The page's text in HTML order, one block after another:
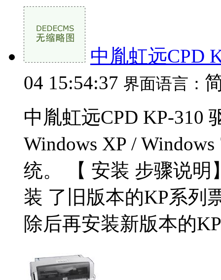
中胤虹远CPD
04 15:54:37 界面语言：
中胤虹远CPD KP-310
Windows XP /
统。 【 安装 步骤说明
装 了旧版本的KP系列
除后再安装新版本的